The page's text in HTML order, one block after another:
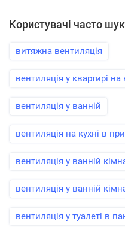
Користувачі часто
витяжна вентиляція
вентиляція у квартирі на
вентиляція у ванній
вентиляція на кухні в
вентиляція у ванній
вентиляція у ванній
вентиляція у туалеті в